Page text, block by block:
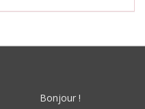
Bonjour !